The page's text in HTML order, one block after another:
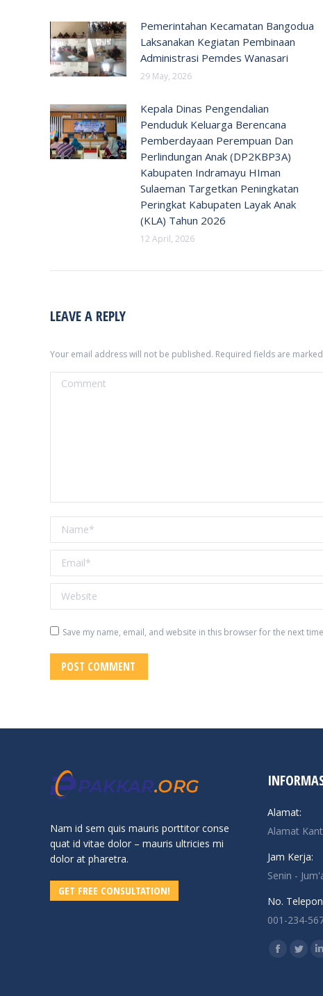
Pemerintahan Kecamatan Bangodua
Laksanakan Kegiatan Pembinaan
Administrasi Pemdes Wanasari
29 May, 2026
Kepala Dinas Pengendalian
Penduduk Keluarga Berencana
Pemberdayaan Perempuan Dan
Perlindungan Anak (DP2KBP3A)
Kabupaten Indramayu HIman
Sulaeman Targetkan Peningkatan
Peringkat Kabupaten Layak Anak
(KLA) Tahun 2026
12 April, 2026
LEAVE A REPLY
Your email address will not be published. Required fields are marked
Comment
Name *
Email *
Website
Save my name, email, and website in this browser for the next
POST COMMENT
Nam id sem quis mauris porttitor conse
quat id vitae dolor – mauris ultricies mi
dolor at pharetra.
GET FREE CONSULTATION!
Alamat:
Alamat
Jam Kerja:
Senin -
No.
001-234-
Find us on:
Facebook
Twitter